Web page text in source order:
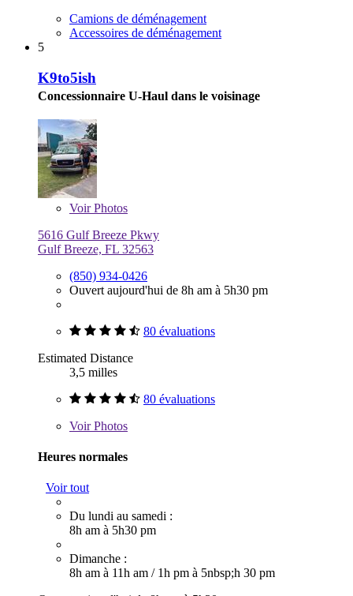
Camions de déménagement
Accessoires de déménagement
5
K9to5ish
Concessionnaire U-Haul dans le voisinage
VoirPhotos
5616 Gulf Breeze Pkwy
Gulf Breeze, FL 32563
(850) 934-0426
Ouvert aujourd'hui de 8h am à 5h30 pm
80 évaluations
Estimated Distance
3,5 milles
80 évaluations
VoirPhotos
Heures normales
Voir tout
Du lundi au samedi :
8h am à 5h30 pm
Dimanche :
8h am à 11h am / 1h pm à 5nbsp;h 30 pm